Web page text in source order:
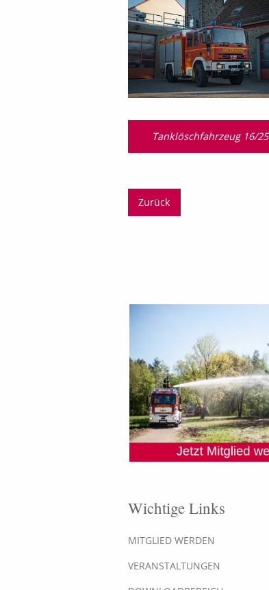
Tanklöschfahrzeug 16/25
Zurück
Wichtige Links
MITGLIED WERDEN
VERANSTALTUNGEN